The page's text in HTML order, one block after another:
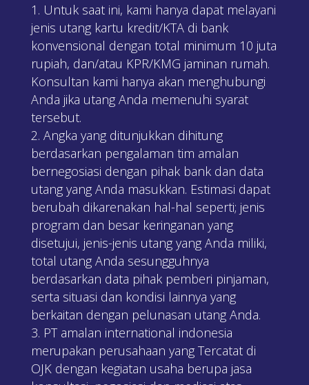
Untuk saat ini, kami hanya dapat melayani
jenis utang kartu kredit/KTA di bank
konvensional dengan total minimum 10 juta
rupiah, dan/atau KPR/KMG jaminan rumah.
Konsultan kami hanya akan menghubungi
Anda jika utang Anda memenuhi syarat
tersebut.
Angka yang ditunjukkan dihitung
berdasarkan pengalaman tim amalan
bernegosiasi dengan pihak bank dan data
utang yang Anda masukkan. Estimasi dapat
berubah dikarenakan hal-hal seperti; jenis
program dan besar keringanan yang
disetujui, jenis-jenis utang yang Anda miliki,
total utang Anda sesungguhnya
berdasarkan data pihak pemberi pinjaman,
serta situasi dan kondisi lainnya yang
berkaitan dengan pelunasan utang Anda.
PT amalan international indonesia
merupakan perusahaan yang Tercatat di
OJK dengan kegiatan usaha berupa jasa